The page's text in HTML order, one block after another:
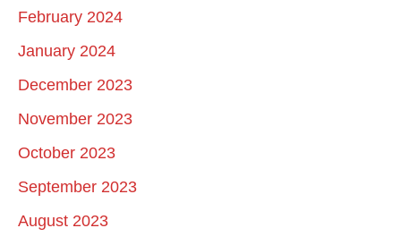
February 2024
January 2024
December 2023
November 2023
October 2023
September 2023
August 2023